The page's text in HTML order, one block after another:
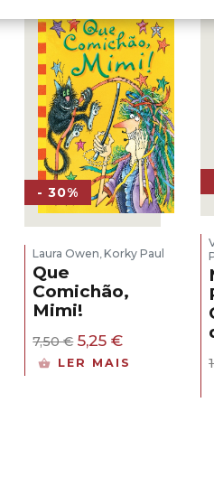
- 30%
Laura Owen,Korky Paul
Que
Comichão,
Mimi!
7,50€ O
preço
5,25€O
preço
LER MAIS